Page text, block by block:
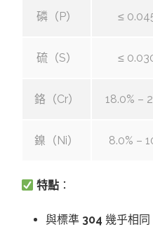
磷（P） ≤
硫（S） ≤
鉻（Cr） 18.0% –
鎳（Ni） 8.0% –
特點 ：
與標準 304 幾乎相同